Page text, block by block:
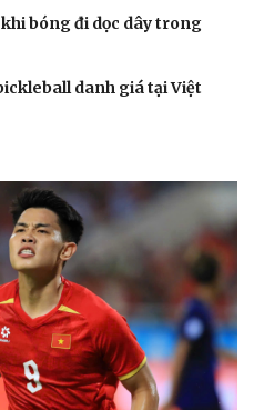
bóng đi dọc dây trong
danh giá tại Việt